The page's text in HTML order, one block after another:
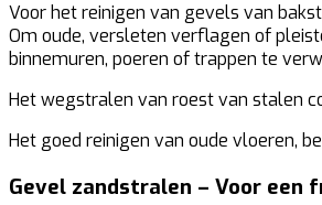
Voor het reinigen van gevels van
Om oude, versleten verflagen of
binnemuren, poeren of trappen te
Het wegstralen van roest van stalen
Het goed reinigen van oude vloeren,
Gevel zandstralen – Voor een